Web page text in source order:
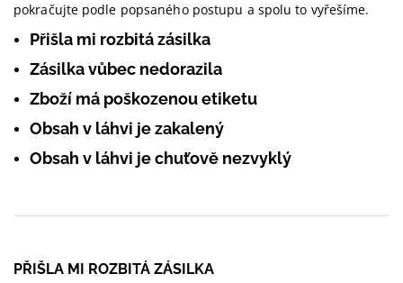
pokračujte podle popsaného postupu a spolu to vyřešíme.
Přišla mi rozbitá zásilka
Zásilka vůbec nedorazila
Zboží má poškozenou etiketu
Obsah v láhvi je zakalený
Obsah v láhvi je chuťově nezvyklý
PŘIŠLA MI ROZBITÁ ZÁSILKA